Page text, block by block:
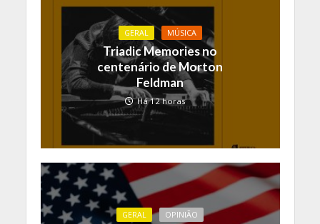
GERAL MÚSICA
Triadic Memories no
centenário de Morton
Feldman
Há 12 horas
GERAL OPINIÃO